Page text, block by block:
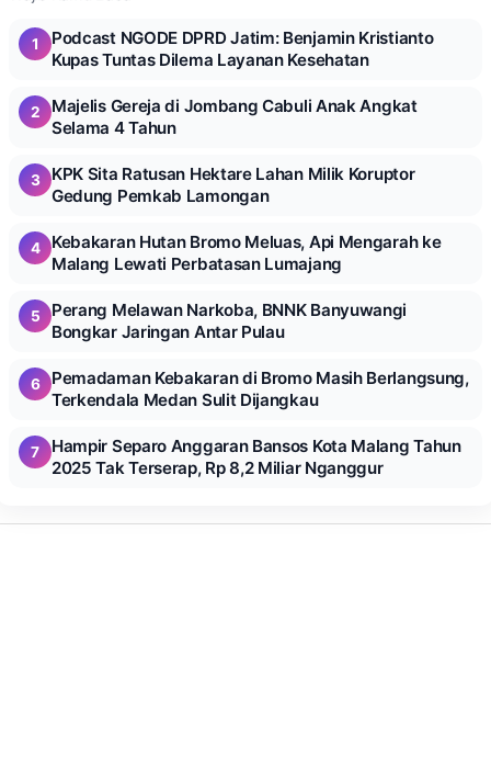
1
Podcast NGODE DPRD Jatim: Benjamin Kristianto
Kupas Tuntas Dilema Layanan Kesehatan
2
Majelis Gereja di Jombang Cabuli Anak Angkat
Selama 4 Tahun
3
KPK Sita Ratusan Hektare Lahan Milik Koruptor
Gedung Pemkab Lamongan
4
Kebakaran Hutan Bromo Meluas, Api Mengarah ke
Malang Lewati Perbatasan Lumajang
5
Perang Melawan Narkoba, BNNK Banyuwangi
Bongkar Jaringan Antar Pulau
6
Pemadaman Kebakaran di Bromo Masih Berlangsung,
Terkendala Medan Sulit Dijangkau
7
Hampir Separo Anggaran Bansos Kota Malang Tahun
2025 Tak Terserap, Rp 8,2 Miliar Nganggur